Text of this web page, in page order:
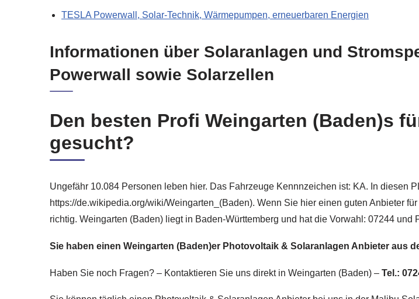
TESLA Powerwall, Solar-Technik, Wärmepumpen, erneuerbaren Energien
Informationen über Solaranlagen und
Powerwall sowie Solarzellen
Den besten Profi Weingarten (Baden)s
gesucht?
Ungefähr 10.084 Personen leben hier. Das Fahrzeuge Kennnzeichen ist: KA. In diesen
https://de.wikipedia.org/wiki/Weingarten_(Baden). Wenn Sie hier einen guten Anbieter
richtig. Weingarten (Baden) liegt in Baden-Württemberg und hat die Vorwahl: 07244 und
Sie haben einen Weingarten (Baden)er Photovoltaik & Solaranlagen Anbieter aus
Haben Sie noch Fragen? – Kontaktieren Sie uns direkt in Weingarten (Baden) – Tel.: